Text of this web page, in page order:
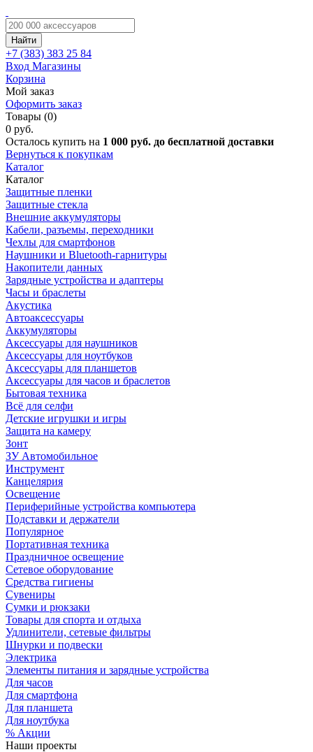
Найти
+7 (383) 383 25 84
Вход Магазины
Корзина
Мой заказ
Оформить заказ
Товары (0)
0 руб.
Осталось купить на 1 000 руб. до бесплатной доставки
Вернуться к покупкам
Каталог
Каталог
Защитные пленки
Защитные стекла
Внешние аккумуляторы
Кабели, разъемы, переходники
Чехлы для смартфонов
Наушники и Bluetooth-гарнитуры
Накопители данных
Зарядные устройства и адаптеры
Часы и браслеты
Акустика
Автоаксессуары
Аккумуляторы
Аксессуары для наушников
Аксессуары для ноутбуков
Аксессуары для планшетов
Аксессуары для часов и браслетов
Бытовая техника
Всё для селфи
Детские игрушки и игры
Защита на камеру
Зонт
ЗУ Автомобильное
Инструмент
Канцелярия
Освещение
Периферийные устройства компьютера
Подставки и держатели
Популярное
Портативная техника
Праздничное освещение
Сетевое оборудование
Средства гигиены
Сувениры
Сумки и рюкзаки
Товары для спорта и отдыха
Удлинители, сетевые фильтры
Шнурки и подвески
Электрика
Элементы питания и зарядные устройства
Для часов
Для смартфона
Для планшета
Для ноутбука
% Акции
Наши проекты